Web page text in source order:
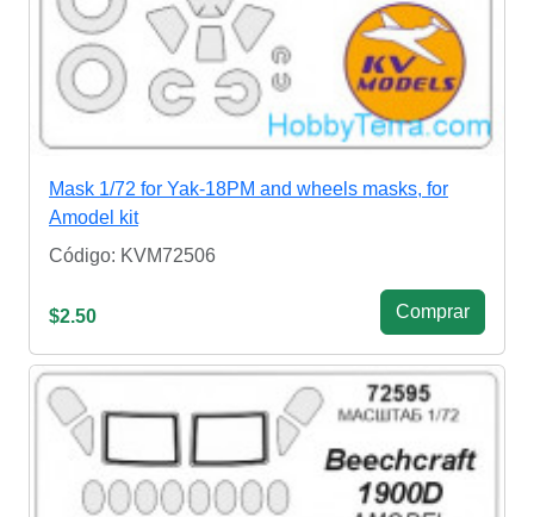
Mask 1/72 for Yak-18PM and wheels masks, for
Amodel kit
Código: KVM72506
$2.50 Сomprar